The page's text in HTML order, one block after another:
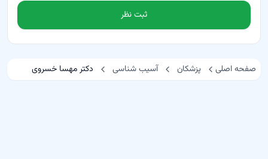
ثبت نظر
صفحه اصلی پزشکان آسیب شناسی دکتر مهسا خسروی